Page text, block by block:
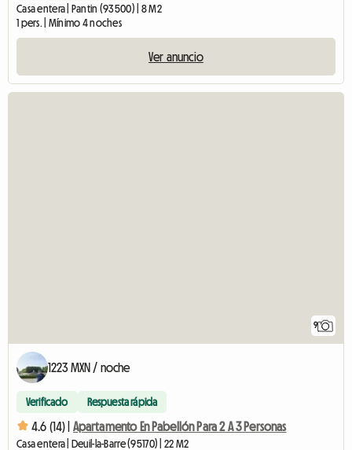
Casa entera | Pantin (93500) | 8 M2
1 pers. | Mínimo 4 noches
Ver anuncio
9
1223 MXN / noche
Verificado Respuesta rápida
4.6 (14) | Apartamento En Pabellón Para 2 A 3 Personas
Casa entera | Deuil-la-Barre (95170) | 22 M2